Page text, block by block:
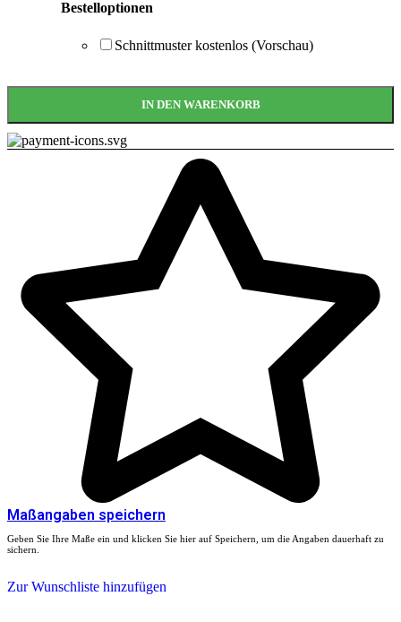
Bestelloptionen
Schnittmuster kostenlos (Vorschau)
IN DEN WARENKORB
Maßangaben speichern
Geben Sie Ihre Maße ein und klicken Sie hier auf Speichern, um die Angaben dauerhaft zu
sichern.
Zur Wunschliste hinzufügen